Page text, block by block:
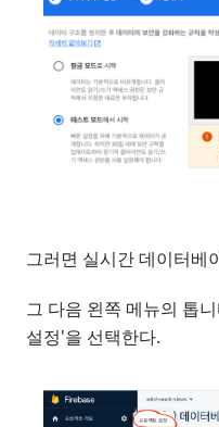
그러면 실시간 데이터베
그 다음 왼쪽 메뉴의 톱
설정'을 선택한다.